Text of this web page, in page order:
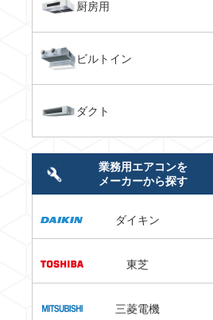
厨房用
ビルトイン
ダクト
業務用エアコンを
メーカーから探す
ダイキン
東芝
三菱電機